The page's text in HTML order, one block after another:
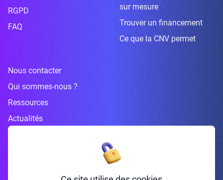
RGPD
FAQ
sur mesure
Trouver un financement
Ce que la CNV permet
Nous contacter
Qui sommes-nous ?
Ressources
Actualités
Inscrivez-vous à la newsletter